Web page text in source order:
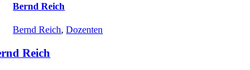
Bernd Reich
Bernd Reich,Dozenten
Reich